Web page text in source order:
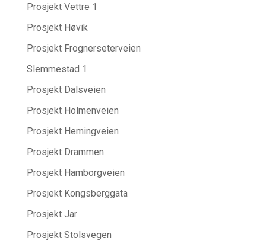
Prosjekt Vettre 1
Prosjekt Høvik
Prosjekt Frognerseterveien
Slemmestad 1
Prosjekt Dalsveien
Prosjekt Holmenveien
Prosjekt Hemingveien
Prosjekt Drammen
Prosjekt Hamborgveien
Prosjekt Kongsberggata
Prosjekt Jar
Prosjekt Stolsvegen